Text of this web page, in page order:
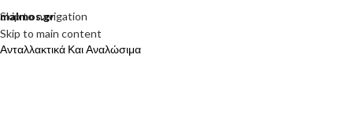
Skip to navigation
Skip to main content
malmos.gr
Ανταλλακτικά Και Αναλώσιμα